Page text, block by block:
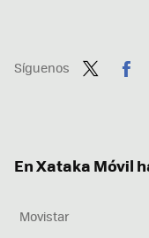
Síguenos
En Xataka Móvil
Movistar